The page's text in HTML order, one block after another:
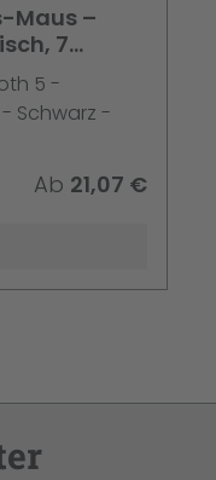
Maus –
7
5 -
Schwarz -
Ab 21,07 €